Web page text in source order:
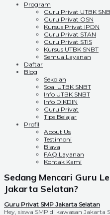
Program
Guru Privat UTBK
Guru Privat OSN
Kursus Privat IPDN
Guru Privat STAN
Guru Privat STIS
Kursus UTBK SNBT
Semua Layanan
Daftar
Blog
Sekolah
Soal UTBK SNBT
Info UTBK SNBT
Info DIKDIN
Guru Privat
Tips Belajar
Profil
About Us
Testimoni
Biaya
FAQ Layanan
Kontak Kami
Sedang Mencari Guru
Jakarta Selatan?
Guru Privat SMP Jakarta Selatan
Hey, siswa SMP di kawasan Jakarta